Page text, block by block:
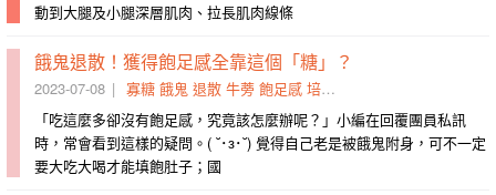
動到大腿及小腿深層肌肉、拉長肌肉線條
餓鬼退散！獲得飽足感全靠這個「糖」？
2023-07-08 寡糖 餓鬼 退散 牛蒡 飽足感 培養出
「吃這麼多卻沒有飽足感，究竟該怎麼辦呢？」小編在回覆團員私訊
時，常會看到這樣的疑問。( ˘･з･˘) 覺得自己老是被餓鬼附身，可不一定
要大吃大喝才能填飽肚子；國